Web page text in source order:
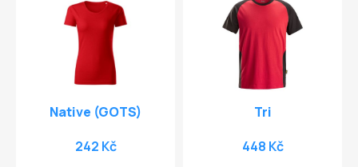
Native (GOTS)
242 Kč
Tri
448 Kč